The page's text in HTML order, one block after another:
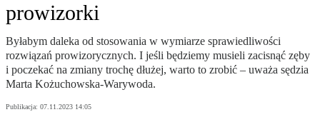
prowizorki
Byłabym daleka od stosowania w wymiarze sprawiedliwości
rozwiązań prowizorycznych. I jeśli będziemy musieli zacisnąć zęby
i poczekać na zmiany trochę dłużej, warto to zrobić – uważa sędzia
Marta Kożuchowska-Warywoda.
Publikacja: 07.11.2023 14:05